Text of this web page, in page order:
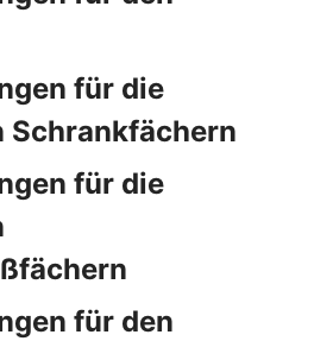
für die
Schrankfächern
für die
für den